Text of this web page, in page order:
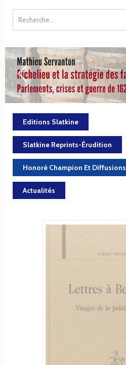
Editions Slatkine
Slatkine Reprints-Érudition
Honoré Champion Et Diffusions
Actualités